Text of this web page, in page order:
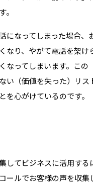
。
になってしまった場合、
なり、やがて電話を架け
なってしまいます。こ
い（価値を失った）リス
を心がけているのです。
してビジネスに活用する
ールでお客様の声を収集